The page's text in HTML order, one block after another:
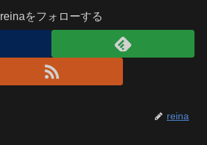
reinaをフォローする
reina